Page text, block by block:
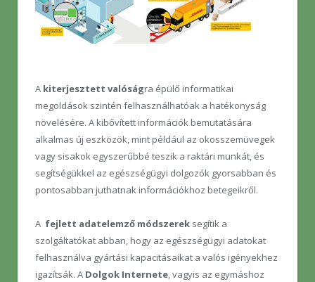
A kiterjesztett valóságra épülő informatikai
megoldások szintén felhasználhatóak a hatékonyság
növelésére. A kibővített információk bemutatására
alkalmas új eszközök, mint például az okosszemüvegek
vagy sisakok egyszerűbbé teszik a raktári munkát, és
segítségükkel az egészségügyi dolgozók gyorsabban és
pontosabban juthatnak információkhoz betegeikről.
A fejlett adatelemző módszerek segítik a
szolgáltatókat abban, hogy az egészségügyi adatokat
felhasználva gyártási kapacitásaikat a valós igényekhez
igazítsák. A Dolgok Internete, vagyis az egymáshoz